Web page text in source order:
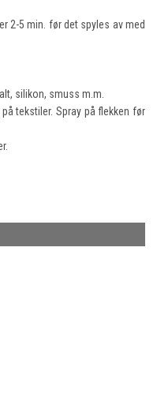
2-5 min. før det spyles av med
silikon, smuss m.m.
tekstiler. Spray på flekken før